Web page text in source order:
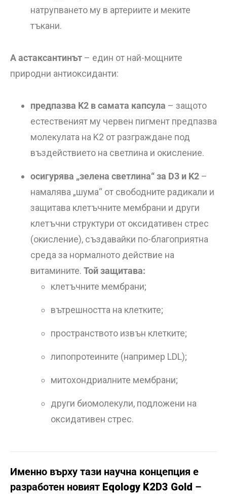
натрупването му в артериите и меките
тъкани.
А астаксантинът – един от най-мощните
природни антиоксиданти:
предпазва K2 в самата капсула – защото
естественият му червен пигмент предпазва
молекулата на K2 от разграждане под
въздействието на светлина и окисление.
осигурява „зелена светлина“ за D3 и K2 –
намалява „шума“ от свободните радикали и
защитава клетъчните мембрани и други
клетъчни структури от оксидативен стрес
(окисление), създавайки по-благоприятна
среда за нормалното действие на
витамините. Той защитава:
клетъчните мембрани;
вътрешността на клетките;
пространството извън клетките;
липопротеините (например LDL);
митохондриалните мембрани;
други биомолекули, подложени на
оксидативен стрес.
Именно върху тази научна концепция е
разработен новият Eqology K2D3 Gold –